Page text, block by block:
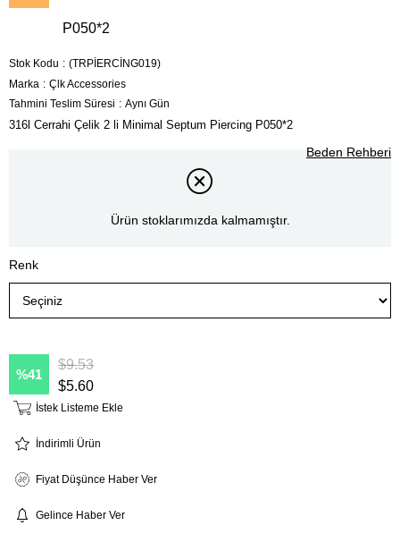
P050*2
Stok Kodu
(TRPİERCİNG019)
Marka : Çlk Accessories
Tahmini Teslim Süresi : Aynı Gün
316l Cerrahi Çelik 2 li Minimal Septum Piercing P050*2
Beden Rehberi
Ürün stoklarımızda kalmamıştır.
Renk
41
$9.53
$5.60
İstek Listeme Ekle
İndirimli Ürün
Fiyat Düşünce Haber Ver
Gelince Haber Ver